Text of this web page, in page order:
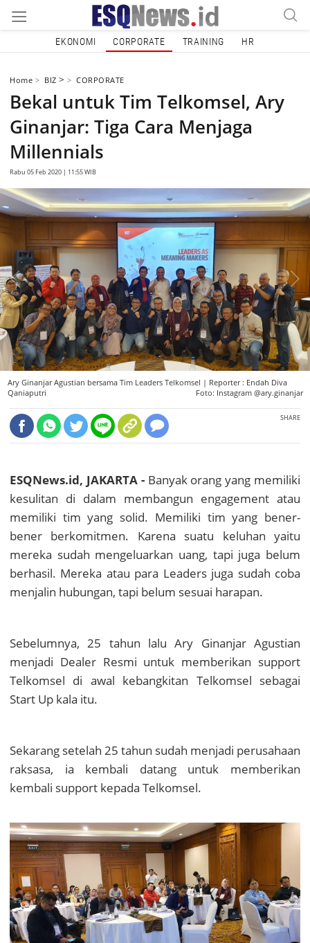
EKONOMI CORPORATE TRAINING HR
Home BIZ> CORPORATE
Bekal untuk Tim Telkomsel, Ary
Ginanjar: Tiga Cara Menjaga
Millennials
Rabu 05 Feb 2020 | 11:55 WIB
Ary Ginanjar Agustian bersama Tim Leaders Telkomsel | Reporter : Endah Diva
Qaniaputri
Foto: Instagram @ary.ginanjar
SHARE
ESQNews.id, JAKARTA -Banyak orang yang memiliki
kesulitan di dalam membangun engagement atau
memiliki tim yang solid. Memiliki tim yang bener-
bener berkomitmen. Karena suatu keluhan yaitu
mereka sudah mengeluarkan uang, tapi juga belum
berhasil. Mereka atau para Leaders juga sudah coba
menjalin hubungan, tapi belum sesuai harapan.
Sebelumnya, 25 tahun lalu Ary Ginanjar Agustian
menjadi Dealer Resmi untuk memberikan support
Telkomsel di awal kebangkitan Telkomsel sebagai
Start Up kala itu.
Sekarang setelah 25 tahun sudah menjadi perusahaan
raksasa, ia kembali datang untuk memberikan
kembali support kepada Telkomsel.